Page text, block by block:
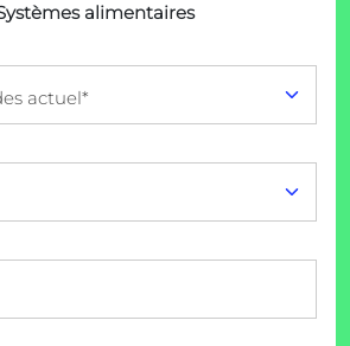
alimentaires
actuel*